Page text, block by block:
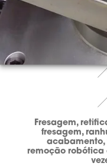
Fresagem,
fresagem,
acabamento,
remoção robótica